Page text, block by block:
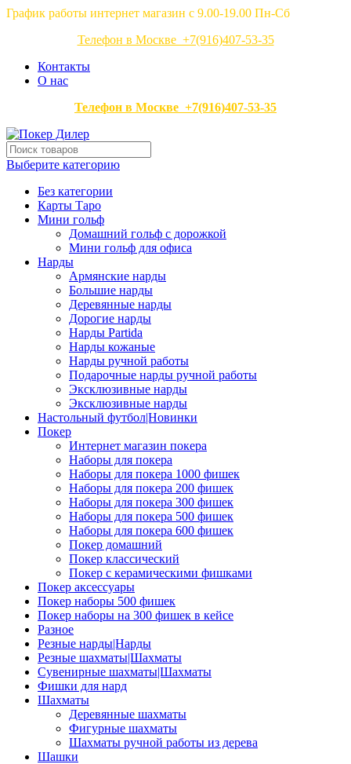
График работы интернет магазин с 9.00-19.00 Пн-Сб
Телефон в Москве +7(916)407-53-35
Контакты
О нас
Телефон в Москве +7(916)407-53-35
Выберите категорию
Без категории
Карты Таро
Мини гольф
Домашний гольф с дорожкой
Мини гольф для офиса
Нарды
Армянские нарды
Большие нарды
Деревянные нарды
Дорогие нарды
Нарды Partida
Нарды кожаные
Нарды ручной работы
Подарочные нарды ручной работы
Эксклюзивные нарды
Эксклюзивные нарды
Настольный футбол|Новинки
Покер
Интернет магазин покера
Наборы для покера
Наборы для покера 1000 фишек
Наборы для покера 200 фишек
Наборы для покера 300 фишек
Наборы для покера 500 фишек
Наборы для покера 600 фишек
Покер домашний
Покер классический
Покер с керамическими фишками
Покер аксессуары
Покер наборы 500 фишек
Покер наборы на 300 фишек в кейсе
Разное
Резные нарды|Нарды
Резные шахматы|Шахматы
Сувенирные шахматы|Шахматы
Фишки для нард
Шахматы
Деревянные шахматы
Фигурные шахматы
Шахматы ручной работы из дерева
Шашки